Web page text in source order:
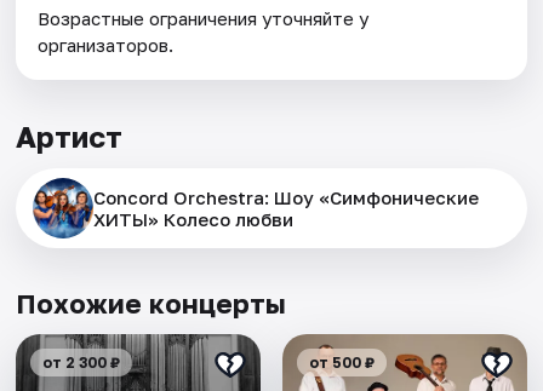
Возрастные ограничения уточняйте у
организаторов.
Артист
Concord Orchestra: Шоу «Симфонические
ХИТЫ» Колесо любви
Похожие концерты
от 2 300 ₽ от 500 ₽